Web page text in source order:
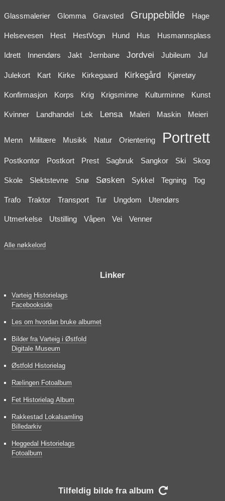
Glassmalerier Glomma Gravsted Gruppebilde Hage
Helsevesen Hest HestVogn Hund Hus Husmannsplass
Idrett Innendørs Jakt Jernbane Jordvei Jubileum Jul
Julekort Kart Kirke Kirkegaard Kirkegård Kjøretøy
Konfirmasjon Korps Krig Krigsminne Kulturminne Kunst
Kvinner Landhandel Lek Lensa Maleri Maskin Meieri
Menn Militære Musikk Natur Orientering Portrett
Postkontor Postkort Prest Sagbruk Sangkor Ski Skog
Skole Slektstevne Snø Søsken Sykkel Tegning Tog
Trafo Traktor Transport Tur Ungdom Utendørs
Utmerkelse Utstilling Våpen Vei Venner
Alle nøkkelord
Linker
Varteig Historielags
Facebookside
Les om hvordan bruke albumet
Bilder fra Varteig i Østfold
Digitale Museum
Østfold Historielag
Rælingen Fotoalbum
Fet Historielag Album
Rakkestad Lokalsamling
Billedarkiv
Heggedal Historielags
Fotoalbum
Tilfeldig bilde fra album 